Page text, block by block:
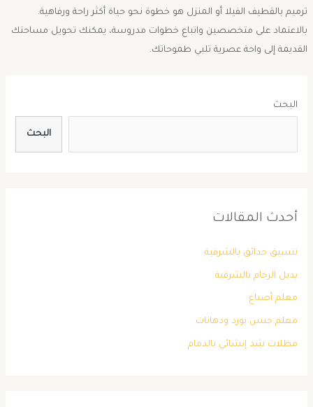
ترميم بالقطيف الفيلا أو المنزل هو خطوة نحو حياة أكثر راحة ورفاهية.
بالاعتماد على متخصصين واتباع خطوات مدروسة، يمكنك تحويل مساحتك
القديمة إلى واحة عصرية تلبي طموحاتك.
البحث
البحث
أحدث المقالات
تنسيق حدائق بالشرقية
بديل الرخام بالشرقية
معلم أصباغ
معلم جبس بورد ودهانات
مظلات شد إنشائي بالدمام